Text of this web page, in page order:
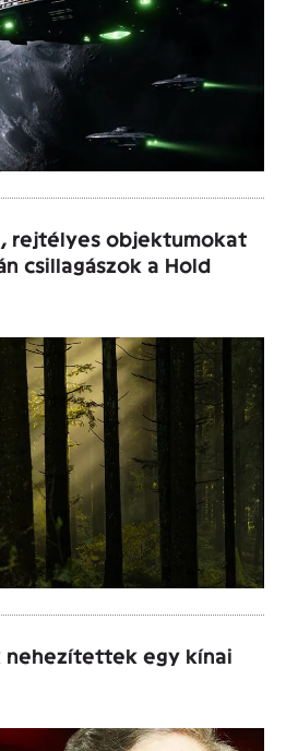
rejtélyes objektumokat
csillagászok a Hold
nehezítettek egy kínai